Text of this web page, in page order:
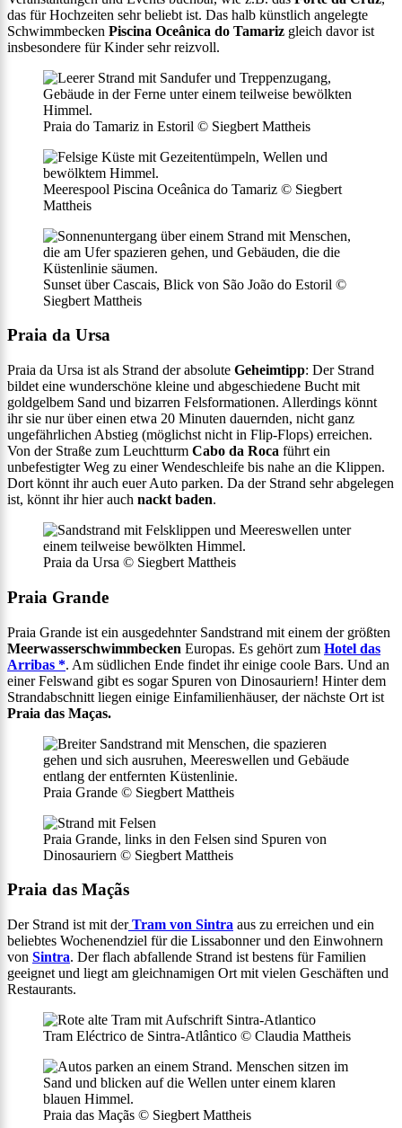
das für Hochzeiten sehr beliebt ist. Das halb künstlich angelegte
Schwimmbecken Piscina Oceânica do Tamariz gleich davor ist
insbesondere für Kinder sehr reizvoll.
Praia do Tamariz in Estoril © Siegbert Mattheis
Meerespool Piscina Oceânica do Tamariz © Siegbert
Mattheis
Sunset über Cascais, Blick von São João do Estoril ©
Siegbert Mattheis
Praia da Ursa
Praia da Ursa ist als Strand der absolute Geheimtipp: Der Strand
bildet eine wunderschöne kleine und abgeschiedene Bucht mit
goldgelbem Sand und bizarren Felsformationen. Allerdings könnt
ihr sie nur über einen etwa 20 Minuten dauernden, nicht ganz
ungefährlichen Abstieg (möglichst nicht in Flip-Flops) erreichen.
Von der Straße zum Leuchtturm Cabo da Roca führt ein
unbefestigter Weg zu einer Wendeschleife bis nahe an die Klippen.
Dort könnt ihr auch euer Auto parken. Da der Strand sehr abgelegen
ist, könnt ihr hier auch nackt baden.
Praia da Ursa © Siegbert Mattheis
Praia Grande
Praia Grande ist ein ausgedehnter Sandstrand mit einem der größten
Meerwasserschwimmbecken Europas. Es gehört zum Hotel das
Arribas *. Am südlichen Ende findet ihr einige coole Bars. Und an
einer Felswand gibt es sogar Spuren von Dinosauriern! Hinter dem
Strandabschnitt liegen einige Einfamilienhäuser, der nächste Ort ist
Praia das Maças.
Praia Grande © Siegbert Mattheis
Praia Grande, links in den Felsen sind Spuren von
Dinosauriern © Siegbert Mattheis
Praia das Maçãs
Der Strand ist mit derTram von Sintra aus zu erreichen und ein
beliebtes Wochenendziel für die Lissabonner und den Einwohnern
von Sintra. Der flach abfallende Strand ist bestens für Familien
geeignet und liegt am gleichnamigen Ort mit vielen Geschäften und
Restaurants.
Tram Eléctrico de Sintra-Atlântico © Claudia Mattheis
Praia das Maçãs © Siegbert Mattheis